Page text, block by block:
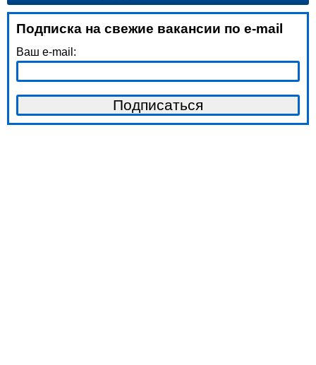
Подписка на свежие вакансии по e-mail
Ваш e-mail: